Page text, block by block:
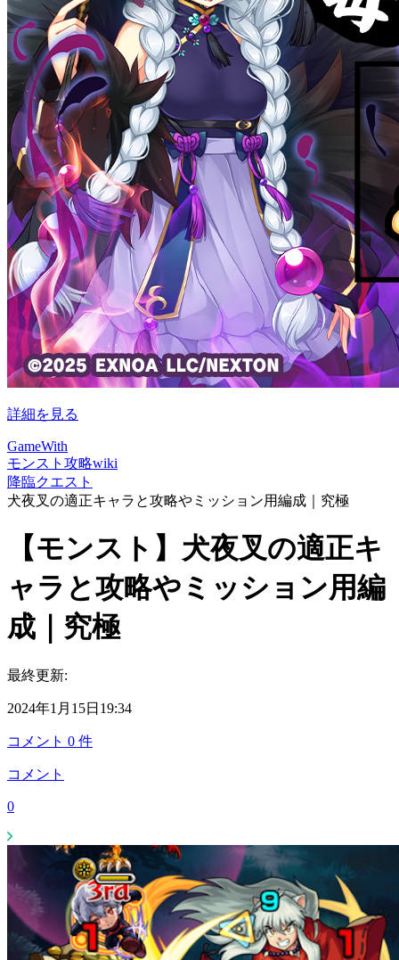
詳細を見る
GameWith
モンスト攻略wiki
降臨クエスト
犬夜叉の適正キャラと攻略やミッション用編成｜究極
【モンスト】犬夜叉の適正キ
ャラと攻略やミッション用編
成｜究極
最終更新:
2024年1月15日19:34
コメント 0 件
コメント
0